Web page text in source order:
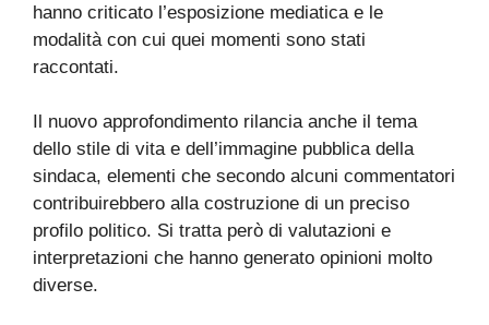
hanno criticato l’esposizione mediatica e le
modalità con cui quei momenti sono stati
raccontati.
Il nuovo approfondimento rilancia anche il tema
dello stile di vita e dell’immagine pubblica della
sindaca, elementi che secondo alcuni commentatori
contribuirebbero alla costruzione di un preciso
profilo politico. Si tratta però di valutazioni e
interpretazioni che hanno generato opinioni molto
diverse.